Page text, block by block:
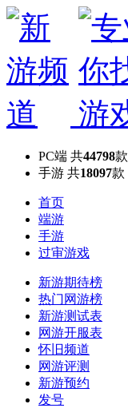
PC端 共44798款
手游 共18097款
首页
端游
手游
过审游戏
新游期待榜
热门网游榜
新游测试表
网游开服表
怀旧频道
网游评测
新游预约
发号